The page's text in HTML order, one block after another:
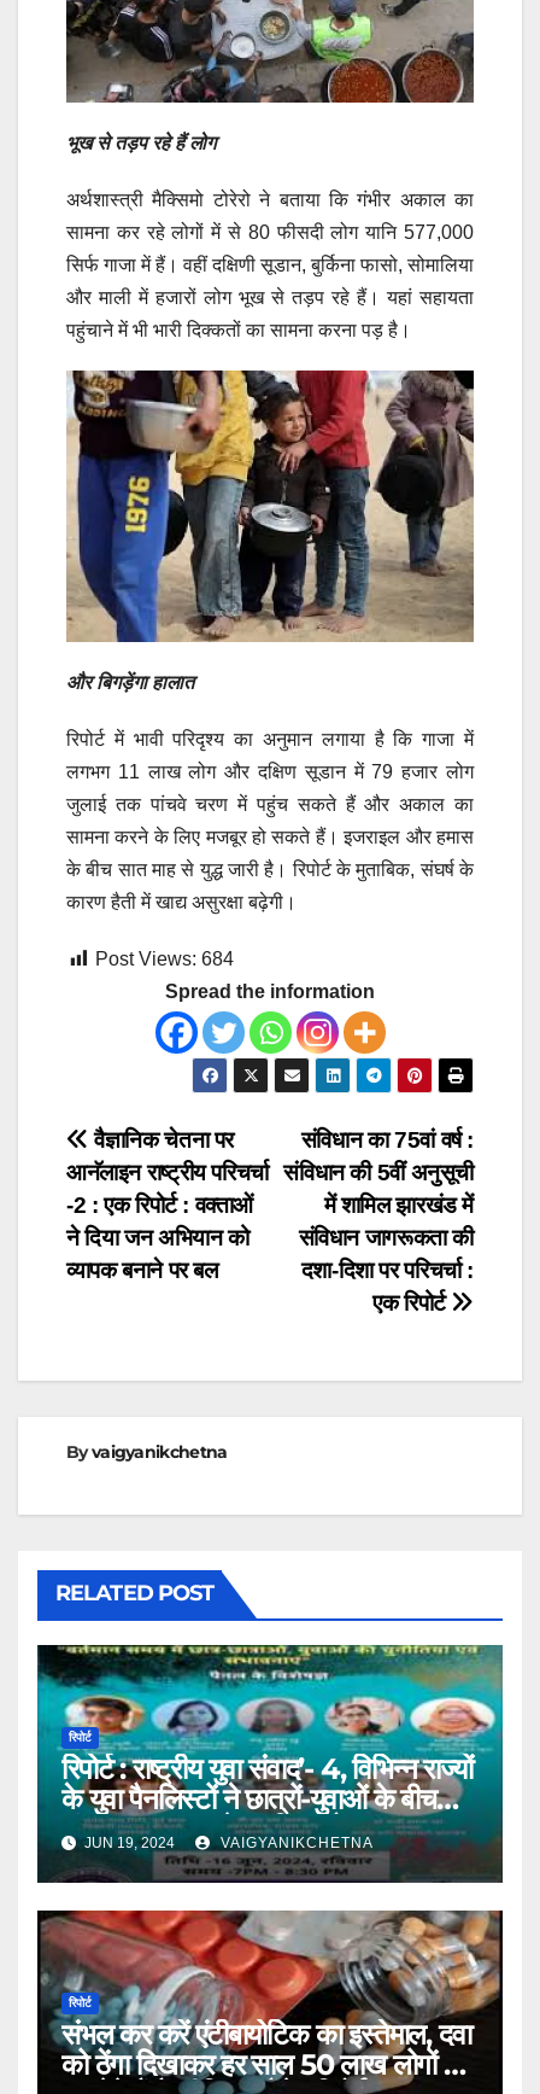
भूख से तड़प रहे हैं लोग
अर्थशास्त्री मैक्सिमो टोरेरो ने बताया कि गंभीर अकाल का
सामना कर रहे लोगों में से 80 फीसदी लोग यानि 577,000
सिर्फ गाजा में हैं। वहीं दक्षिणी सूडान, बुर्किना फासो, सोमालिया
और माली में हजारों लोग भूख से तड़प रहे हैं। यहां सहायता
पहुंचाने में भी भारी दिक्कतों का सामना करना पड़ है।
और बिगड़ेंगा हालात
रिपोर्ट में भावी परिदृश्य का अनुमान लगाया है कि गाजा में
लगभग 11 लाख लोग और दक्षिण सूडान में 79 हजार लोग
जुलाई तक पांचवे चरण में पहुंच सकते हैं और अकाल का
सामना करने के लिए मजबूर हो सकते हैं। इजराइल और हमास
के बीच सात माह से युद्ध जारी है। रिपोर्ट के मुताबिक, संघर्ष के
कारण हैती में खाद्य असुरक्षा बढ़ेगी।
Post Views: 684
Spread the information
Post
navigation
संविधान का 75वां वर्ष :
संविधान की 5वीं अनुसूची
में शामिल झारखंड में
संविधान जागरूकता की
दशा-दिशा पर परिचर्चा :
एक रिपोर्ट
वैज्ञानिक चेतना पर
आनॅलाइन राष्ट्रीय परिचर्चा
-2 : एक रिपोर्ट : वक्ताओं
ने दिया जन अभियान को
व्यापक बनाने पर बल
Byvaigyanikchetna
RELATED POST
रिपोर्ट
रिपोर्ट : राष्ट्रीय युवा संवाद’- 4, विभिन्न राज्यों
के युवा पैनलिस्टों ने छात्रों-युवाओं के बीच
संवाद व्यापक बनाने पर दिया जोर
JUN 19, 2024 VAIGYANIKCHETNA
रिपोर्ट
संभल कर करें एंटीबायोटिक का इस्तेमाल, दवा
को ठेंगा दिखाकर हर साल 50 लाख लोगों को